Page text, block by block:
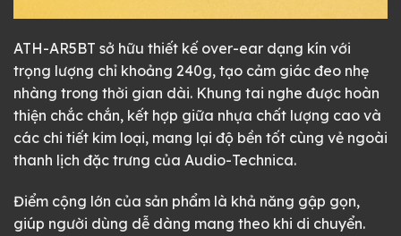
ATH-AR5BT sở hữu thiết kế over-ear dạng kín với
trọng lượng chỉ khoảng 240g, tạo cảm giác đeo nhẹ
nhàng trong thời gian dài. Khung tai nghe được hoàn
thiện chắc chắn, kết hợp giữa nhựa chất lượng cao và
các chi tiết kim loại, mang lại độ bền tốt cùng vẻ ngoài
thanh lịch đặc trưng của Audio-Technica.
Điểm cộng lớn của sản phẩm là khả năng gập gọn,
giúp người dùng dễ dàng mang theo khi di chuyển.